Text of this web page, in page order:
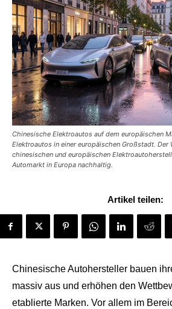
Chinesische Elektroautos auf dem europäischen
Elektroautos in einer europäischen Großstadt. Der
chinesischen und europäischen
Automarkt in Europa nachhaltig.
Artikel teilen:
Chinesische Autohersteller bauen
massiv aus und erhöhen den
etablierte Marken. Vor allem im